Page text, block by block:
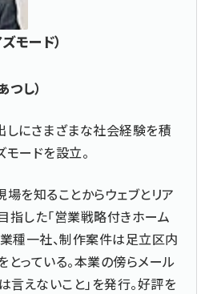
モード）
し）
しにさまざまな社会経験を積
モードを設立。
を知ることからウェブとリア
指した「営業戦略付きホーム
種一社、制作案件は足立区内
っている。本業の傍らメール
言えないこと」を発行。好評を